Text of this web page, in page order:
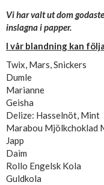
Vi har valt ut dom
inslagna i papper.
I vår blandning kan
Twix, Mars, Snickers
Dumle
Marianne
Geisha
Delize: Hasselnöt, Mint
Marabou Mjölkchoklad
Japp
Daim
Rollo Engelsk Kola
Guldkola